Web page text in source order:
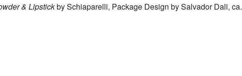
& Lipstickby Schiaparelli, Package Design by Salvador Dali, ca.